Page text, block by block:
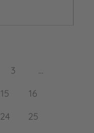
3
…
15
16
24
25